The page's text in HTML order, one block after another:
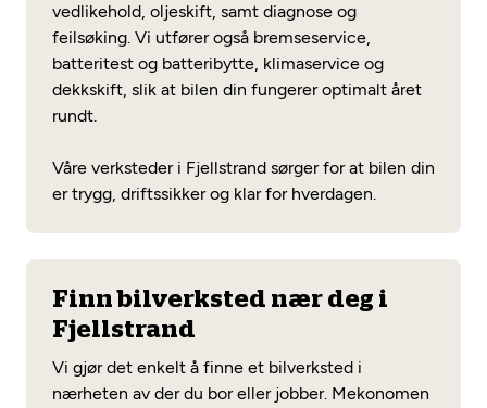
vedlikehold, oljeskift, samt diagnose og
feilsøking. Vi utfører også bremseservice,
batteritest og batteribytte, klimaservice og
dekkskift, slik at bilen din fungerer optimalt året
rundt.
Våre verksteder i Fjellstrand sørger for at bilen din
er trygg, driftssikker og klar for hverdagen.
Finn bilverksted nær deg i
Fjellstrand
Vi gjør det enkelt å finne et bilverksted i
nærheten av der du bor eller jobber. Mekonomen